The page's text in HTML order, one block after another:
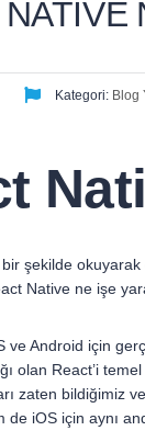
Kategori: Blog
şekilde
Native ne işe
ve Android için
olan React’i
zaten bildiğimiz
de iOS için aynı